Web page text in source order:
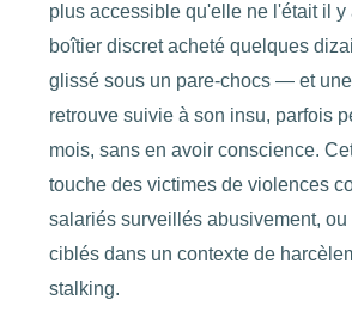
plus accessible qu'elle ne l'était il y
boîtier discret acheté quelques
glissé sous un pare-chocs — et
retrouve suivie à son insu, parfois
mois, sans en avoir conscience.
touche des victimes de violences
salariés surveillés abusivement,
ciblés dans un contexte de
stalking.